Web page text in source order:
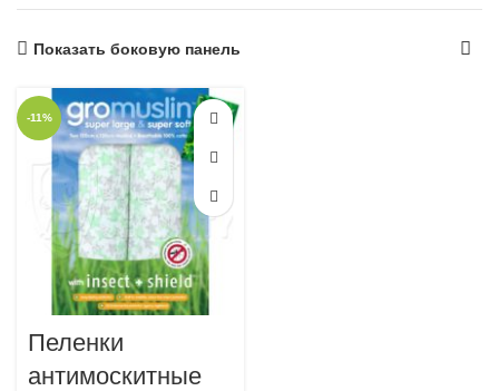
Показать боковую панель
-11%
Пеленки
антимоскитные